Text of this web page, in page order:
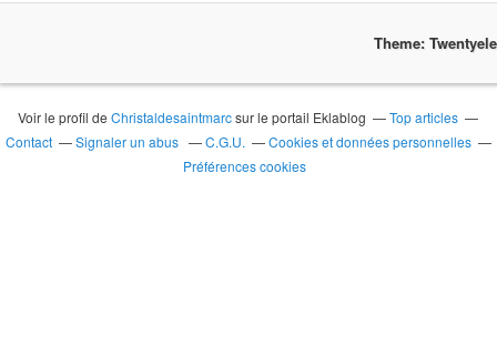
Theme:
Voir le profil deChristaldesaintmarcsur le portail Eklablog
Top articles
Contact
Signaler un abus C.G.U.
Cookies et données personnelles
Préférences cookies